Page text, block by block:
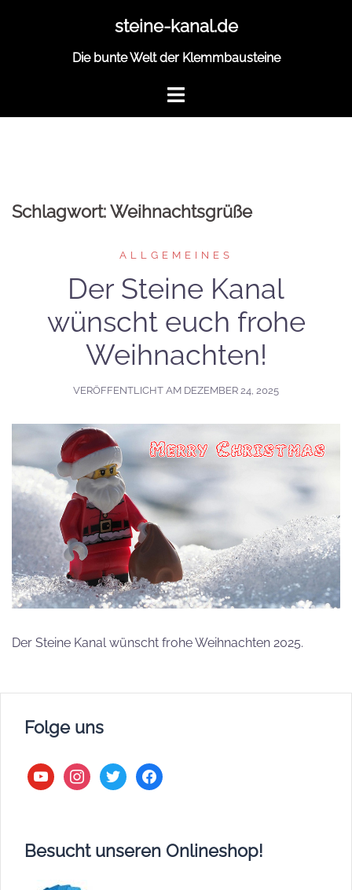
steine-kanal.de
Die bunte Welt der Klemmbausteine
Schlagwort:Weihnachtsgrüße
ALLGEMEINES
Der Steine Kanal
wünscht euch frohe
Weihnachten!
VERÖFFENTLICHT AM DEZEMBER 24, 2025
Der Steine Kanal wünscht frohe Weihnachten 2025.
Folge uns
youtubeinstagram
twitter facebook
Besucht unseren Onlineshop!